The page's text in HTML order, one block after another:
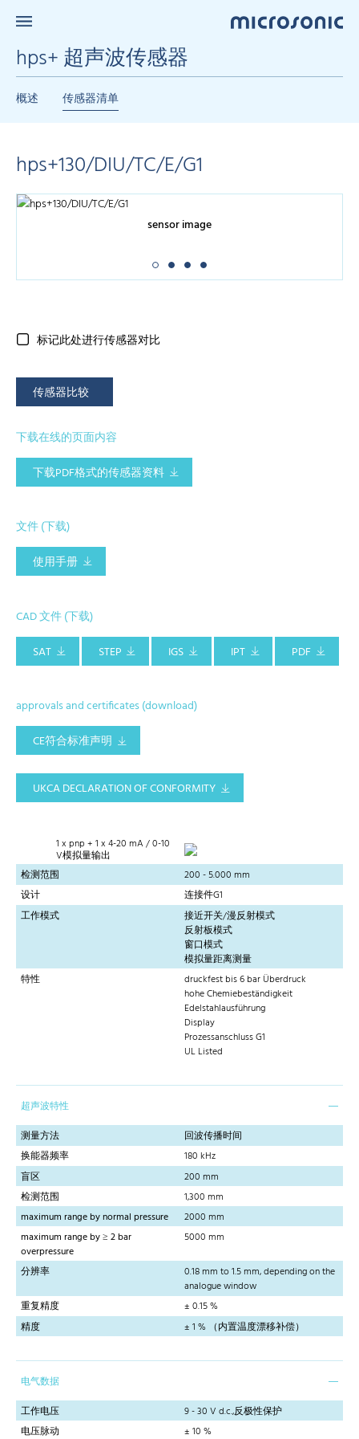
hps+ 超声波传感器
概述 传感器清单
hps+130/DIU/TC/E/G1
sensor image
标记此处进行传感器对比
传感器比较
下载在线的页面内容
下载PDF格式的传感器资料
文件 (下载)
使用手册
CAD 文件 (下载)
SAT
STEP IGS IPT PDF
approvals and certificates (download)
CE符合标准声明
UKCA DECLARATION OF CONFORMITY
1 x pnp + 1 x 4-20 mA / 0-10
V模拟量输出
检测范围
200 - 5.000 mm
设计
连接件G1
工作模式
接近开关/漫反射模式
反射板模式
窗口模式
模拟量距离测量
特性
druckfest bis 6 bar Überdruck
hohe Chemiebeständigkeit
Edelstahlausführung
Display
Prozessanschluss G1
UL Listed
超声波特性
测量方法
回波传播时间
换能器频率
180 kHz
盲区
200 mm
检测范围
1,300 mm
maximum range by normal pressure
2000 mm
maximum range by ≥ 2 bar
overpressure
5000 mm
分辨率
0.18 mm to 1.5 mm, depending on the
analogue window
重复精度
± 0.15 %
精度
± 1 % （内置温度漂移补偿）
电气数据
工作电压
9 - 30 V d.c.,反极性保护
电压脉动
± 10 %